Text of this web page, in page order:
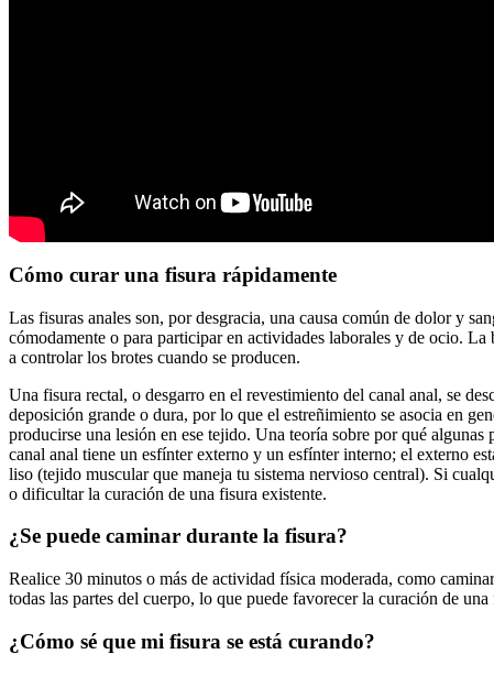
Cómo curar una fisura rápidamente
Las fisuras anales son, por desgracia, una causa común de dolor y
cómodamente o para participar en actividades laborales y de ocio.
a controlar los brotes cuando se producen.
Una fisura rectal, o desgarro en el revestimiento del canal anal, se
deposición grande o dura, por lo que el estreñimiento se asocia en
producirse una lesión en ese tejido. Una teoría sobre por qué
canal anal tiene un esfínter externo y un esfínter interno; el externo
liso (tejido muscular que maneja tu sistema nervioso central). Si
o dificultar la curación de una fisura existente.
¿Se puede caminar durante la fisura?
Realice 30 minutos o más de actividad física moderada, como
todas las partes del cuerpo, lo que puede favorecer la curación de una
¿Cómo sé que mi fisura se está curando?